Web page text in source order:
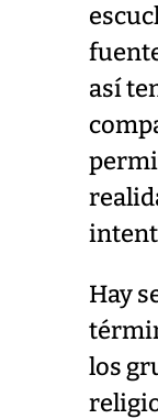
así
Hay
los